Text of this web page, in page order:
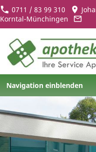
0711 / 83 99 310
Korntal-Münchingen
Navigation einblenden